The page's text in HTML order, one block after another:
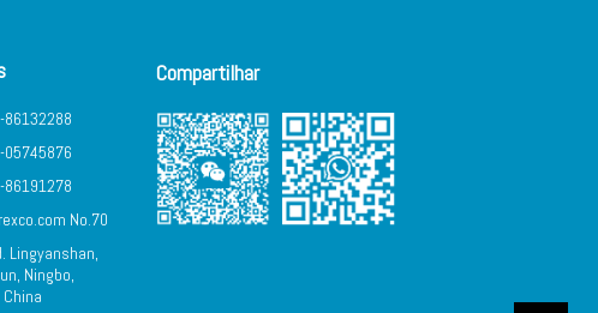
No.70
Lingyanshan,
Ningbo,
Compartilhar